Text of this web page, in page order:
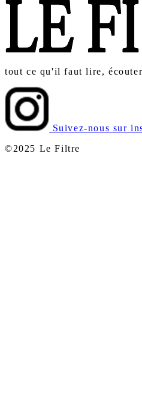
tout ce qu'il faut lire,
Suivez-nous sur
©2025 Le Filtre